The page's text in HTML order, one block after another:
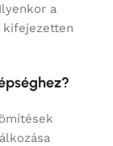
a
kifejezetten